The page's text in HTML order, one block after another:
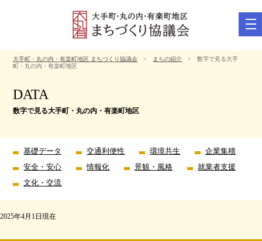
大手町・丸の内・有楽町地区 まちづくり協議会 > まちの紹介 > 数字で見る大手
町・丸の内・有楽町地区
DATA
数字で見る大手町・丸の内・有楽町地区
基礎データ 交通利便性 環境共生
企業集積
安全・安心
情報化 景観・風格
就業者支援
文化・交流
2025年4月1日現在